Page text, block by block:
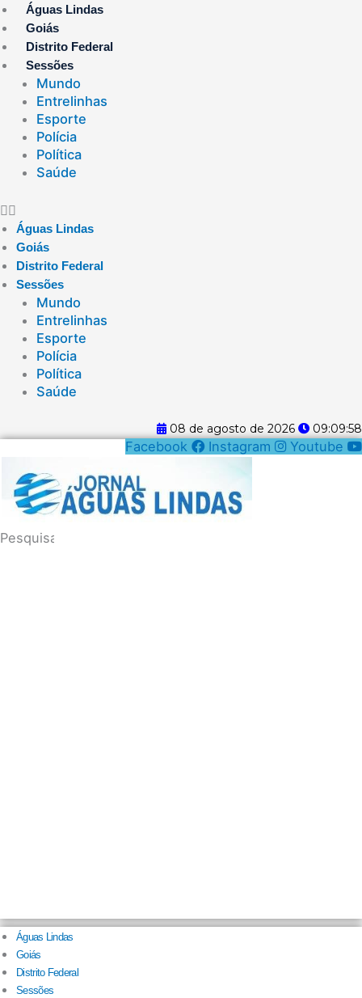
Ir
para
o
conteúdo
Águas Lindas
Goiás
Distrito Federal
Sessões
Mundo
Entrelinhas
Esporte
Polícia
Política
Saúde
Águas Lindas
Goiás
Distrito Federal
Sessões
Mundo
Entrelinhas
Esporte
Polícia
Política
Saúde
08 de agosto de 2026 09:09:59
Facebook Instagram Youtube
Pesquisar
Águas Lindas
Goiás
Distrito Federal
Sessões